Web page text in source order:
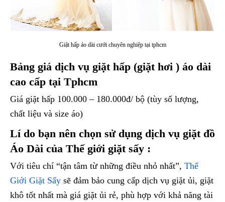
Giặt hấp áo dài cưới chuyên nghiệp tại tphcm
Bảng giá dịch vụ giặt hấp (giặt hơi ) áo dài
cao cấp tại Tphcm
Giá giặt hấp 100.000 – 180.000đ/ bộ (tùy số lượng,
chất liệu và size áo)
Lí do bạn nên chọn sử dụng dịch vụ giặt đồ
Áo Dài của Thế giới giặt sấy :
Với tiêu chí “tận tâm từ những điều nhỏ nhất”, Thế
Giới Giặt Sấy sẽ đảm bảo cung cấp dịch vụ giặt ủi, giặt
khô tốt nhất mà giá giặt ủi rẻ, phù hợp với khả năng tài